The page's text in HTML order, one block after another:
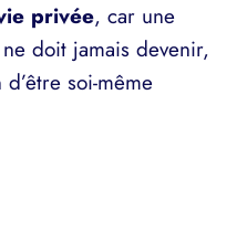
privée, car une
doit jamais devenir,
soi-même